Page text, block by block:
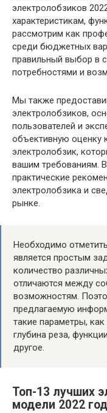
электролобзиков
характеристикам,
рассмотрим как
среди бюджетных
правильный выбор в
потребностями и
Мы также
электролобзиков,
пользователей и
объективную оценку
электролобзик,
вашим требованиям.
практические
электролобзика и
рынке.
Необходимо
является простым
количество
отличаются между
возможностям.
предлагаемую
такие параметры,
глубина реза,
другое.
Топ-13 лучших
модели 2022